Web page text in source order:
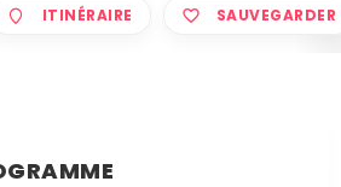
ITINÉRAIRE SAUVEGARDER